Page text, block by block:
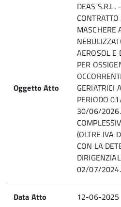
Oggetto Atto
DEAS S.R.L.
MASCHERE
AEROSOL E
PER
GERIATRICI
PERIODO
30/06/2026.
(OLTRE IVA
CON LA
02/07/2024.
Data Atto 12-06-2025